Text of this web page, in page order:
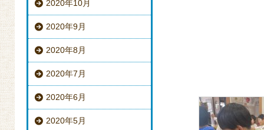
2020年10月
2020年9月
2020年8月
2020年7月
2020年6月
2020年5月